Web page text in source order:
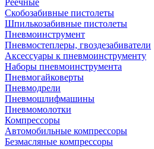
Реечные
Скобозабивные пистолеты
Шпилькозабивные пистолеты
Пневмоинструмент
Пневмостеплеры, гвоздезабиватели
Аксессуары к пневмоинструменту
Наборы пневмоинструмента
Пневмогайковерты
Пневмодрели
Пневмошлифмашины
Пневмомолотки
Компрессоры
Автомобильные компрессоры
Безмасляные компрессоры